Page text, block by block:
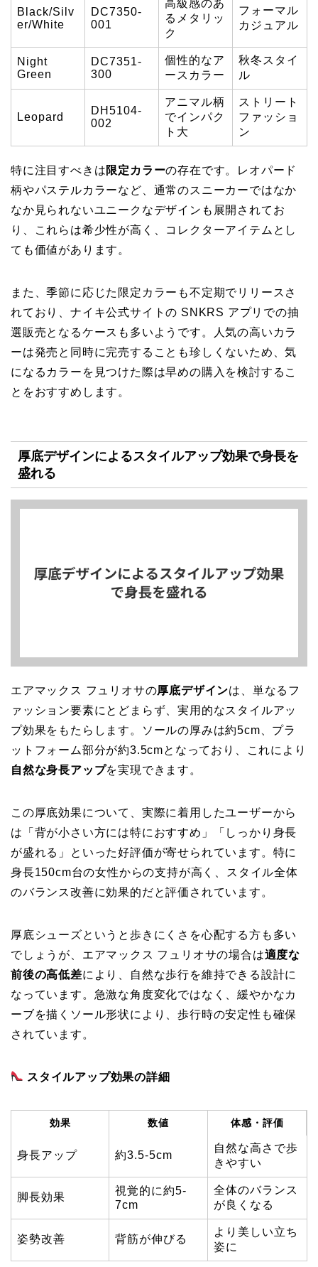
Black/Silv
er/White
DC7350-
001
高級感のあ
るメタリッ
ク
フォーマル
カジュアル
Night
Green
DC7351-
300
個性的なア
ースカラー
秋冬スタイ
ル
Leopard
DH5104-
002
アニマル柄
でインパク
ト大
ストリート
ファッショ
ン
特に注目すべきは限定カラーの存在です。レオパード
柄やパステルカラーなど、通常のスニーカーではなか
なか見られないユニークなデザインも展開されてお
り、これらは希少性が高く、コレクターアイテムとし
ても価値があります。
また、季節に応じた限定カラーも不定期でリリースさ
れており、ナイキ公式サイトの SNKRS アプリでの抽
選販売となるケースも多いようです。人気の高いカラ
ーは発売と同時に完売することも珍しくないため、気
になるカラーを見つけた際は早めの購入を検討するこ
とをおすすめします。
厚底デザインによるスタイルアップ効果で身長を
盛れる
エアマックス フュリオサの厚底デザインは、単なるフ
ァッション要素にとどまらず、実用的なスタイルアッ
プ効果をもたらします。ソールの厚みは約5cm、プラ
ットフォーム部分が約3.5cmとなっており、これにより
自然な身長アップを実現できます。
この厚底効果について、実際に着用したユーザーから
は「背が小さい方には特におすすめ」「しっかり身長
が盛れる」といった好評価が寄せられています。特に
身長150cm台の女性からの支持が高く、スタイル全体
のバランス改善に効果的だと評価されています。
厚底シューズというと歩きにくさを心配する方も多い
でしょうが、エアマックス フュリオサの場合は適度な
前後の高低差により、自然な歩行を維持できる設計に
なっています。急激な角度変化ではなく、緩やかなカ
ーブを描くソール形状により、歩行時の安定性も確保
されています。
スタイルアップ効果の詳細
効果 数値 体感・評価
身長アップ 約3.5-5cm
自然な高さで歩
きやすい
脚長効果
視覚的に約5-
7cm
全体のバランス
が良くなる
姿勢改善 背筋が伸びる
より美しい立ち
姿に